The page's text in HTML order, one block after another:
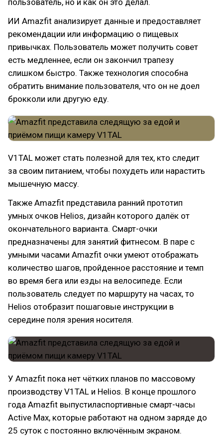
пользователь, но и как он это делал.
ИИ Amazfit анализирует данные и предоставляет
рекомендации или информацию о пищевых
привычках. Пользователь может получить совет
есть медленнее, если он закончил трапезу
слишком быстро. Также технология способна
обратить внимание пользователя, что он не доел
брокколи или другую еду.
V1TAL может стать полезной для тех, кто следит
за своим питанием, чтобы похудеть или нарастить
мышечную массу.
Также Amazfit представила ранний прототип
умных очков Helios, дизайн которого далёк от
окончательного варианта. Смарт-очки
предназначены для занятий фитнесом. В паре с
умными часами Amazfit очки умеют отображать
количество шагов, пройденное расстояние и темп
во время бега или езды на велосипеде. Если
пользователь следует по маршруту на часах, то
Helios отобразит пошаговые инструкции в
середине поля зрения носителя.
У Amazfit пока нет чётких планов по массовому
производству V1TAL и Helios. В конце прошлого
года Amazfit выпустиласпортивные смарт-часы
Active Max, которые работают на одном заряде до
25 суток с постоянно включённым экраном.